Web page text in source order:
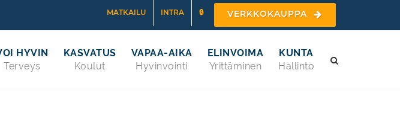
MATKAILU INTRA 🔒 VERKKOKAUPPA
HYVIN
Terveys
KASVATUS
Koulut
VAPAA-AIKA
Hyvinvointi
ELINVOIMA
Yrittäminen
KUNTA
Hallinto